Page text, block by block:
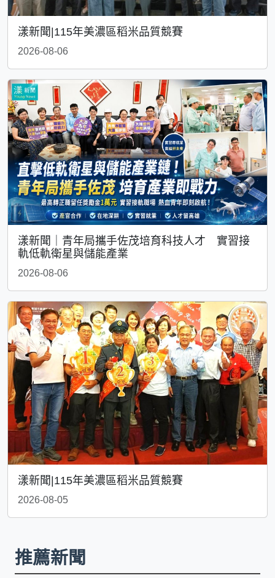
漾新聞|115年美濃區稻米品質競賽
2026-08-06
漾新聞｜青年局攜手佐茂培育科技人才 實習接
軌低軌衛星與儲能產業
2026-08-06
漾新聞|115年美濃區稻米品質競賽
2026-08-05
推薦新聞